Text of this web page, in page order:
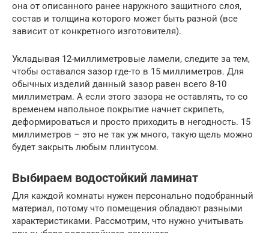
она от описанного ранее наружного защитного слоя,
состав и толщина которого может быть разной (все
зависит от конкретного изготовителя).
Укладывая 12-миллиметровые ламели, следите за тем,
чтобы оставался зазор где-то в 15 миллиметров. Для
обычных изделий данный зазор равен всего 8-10
миллиметрам. А если этого зазора не оставлять, то со
временем напольное покрытие начнет скрипеть,
деформироваться и просто приходить в негодность. 15
миллиметров – это не так уж много, такую щель можно
будет закрыть любым плинтусом.
Выбираем водостойкий ламинат
Для каждой комнаты нужен персонально подобранный
материал, потому что помещения обладают разными
характеристиками. Рассмотрим, что нужно учитывать